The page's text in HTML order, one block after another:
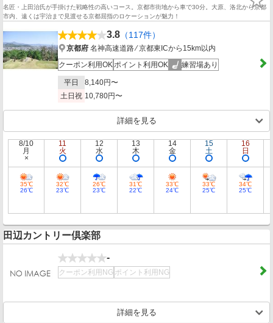
名匠・上田治氏が手掛けた戦略性の高いコース。京都市街地から車で30分。大原、洛北から京都
市内、遠くは宇治まで見渡せる京都屈指のロケーションが魅力！
3.8 （117件）
京都府 名神高速道路 ⁄ 京都東ICから15km以内
クーポン利用OKポイント利用OK 練習場あり
平日
8,140円〜
土日祝 10,780円〜
詳細を見る
8/10
月
35℃
26℃
11
火
32℃
23℃
12
水
26℃
23℃
13
木
31℃
22℃
14
金
33℃
24℃
15
土
33℃
25℃
16
日
34℃
25℃
田辺カントリー倶楽部
-
クーポン利用NG ポイント利用NG
詳細を見る